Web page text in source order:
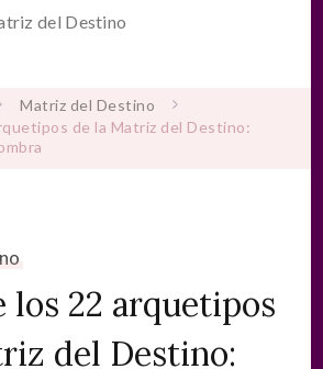
del Destino
Matriz del Destino
de la Matriz del Destino:
los 22 arquetipos
del Destino: